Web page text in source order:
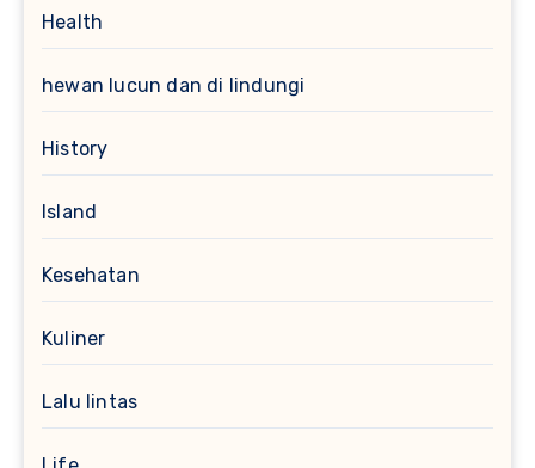
Health
hewan lucun dan di lindungi
History
Island
Kesehatan
Kuliner
Lalu lintas